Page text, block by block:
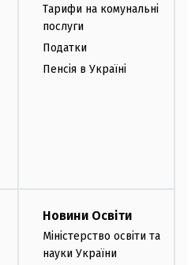
Тарифи на комунальні
послуги
Податки
Пенсія в Україні
Новини Освіти
Міністерство освіти та
науки України